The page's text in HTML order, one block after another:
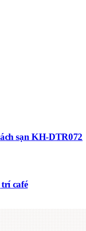
sạn KH-DTR072
café